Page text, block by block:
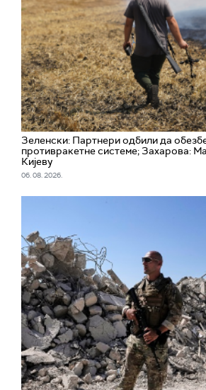
Зеленски: Партнери одбили да
противракетне системе; Захарова:
Кијеву
06. 08. 2026.